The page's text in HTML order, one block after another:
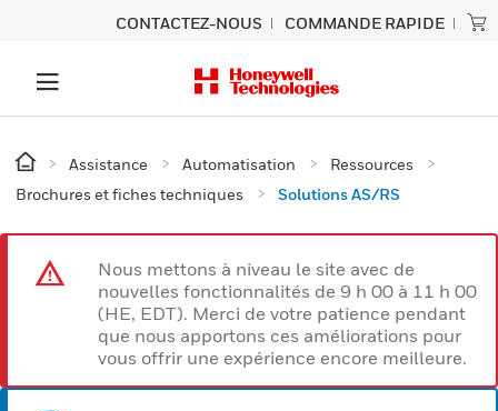
CONTACTEZ-NOUS COMMANDE RAPIDE
Assistance Automatisation
Ressources
Brochures et fiches techniques
Solutions AS/RS
Nous mettons à niveau le site avec de
nouvelles fonctionnalités de 9 h 00 à 11 h 00
(HE, EDT). Merci de votre patience pendant
que nous apportons ces améliorations pour
vous offrir une expérience encore meilleure.